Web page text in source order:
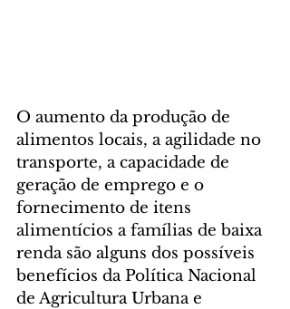
O aumento da produção de
alimentos locais, a agilidade no
transporte, a capacidade de
geração de emprego e o
fornecimento de itens
alimentícios a famílias de baixa
renda são alguns dos possíveis
benefícios da Política Nacional
de Agricultura Urbana e